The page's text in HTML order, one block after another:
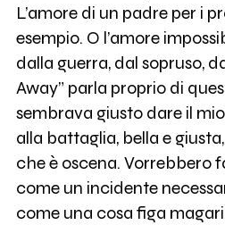
L’amore di un padre per i
esempio. O l’amore
dalla guerra, dal sopruso,
Away” parla proprio di
sembrava giusto dare il
alla battaglia, bella e
che è oscena. Vorrebbero
come un incidente
come una cosa figa